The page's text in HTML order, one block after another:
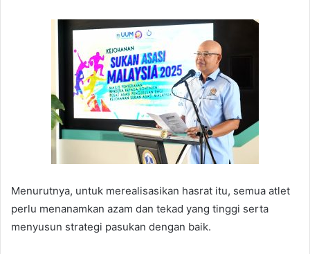
Menurutnya, untuk merealisasikan hasrat itu, semua atlet
perlu menanamkan azam dan tekad yang tinggi serta
menyusun strategi pasukan dengan baik.